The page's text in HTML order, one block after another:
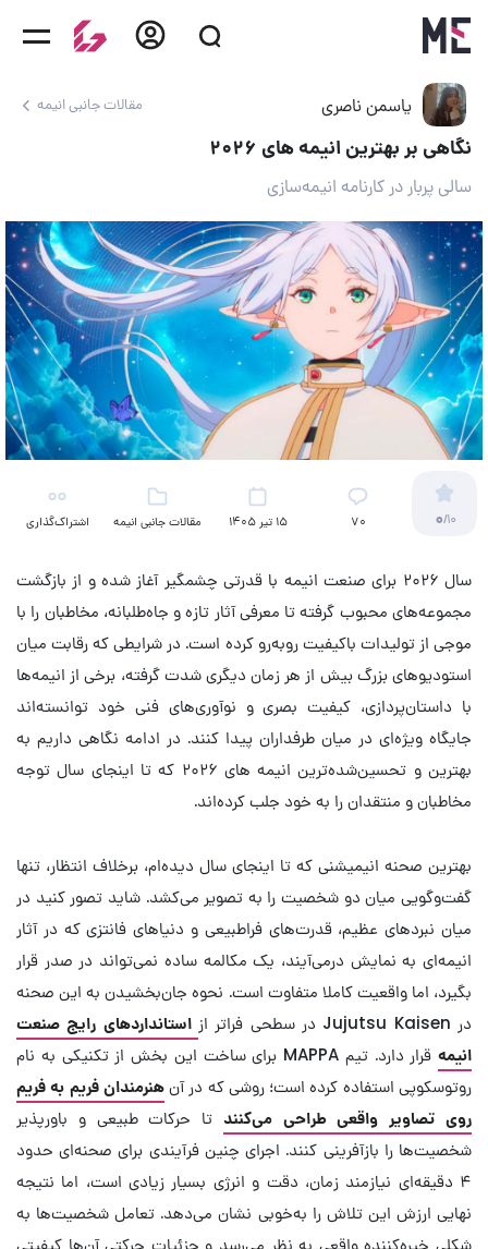
یاسمن ناصری مقالات جانبی انیمه
نگاهی بر بهترین انیمه های ۲۰۲۶
سالی پربار در کارنامه انیمه‌سازی
0/10
70 15 تیر 1405 مقالات جانبی انیمه اشتراک‌گذاری
سال ۲۰۲۶ برای صنعت انیمه با قدرتی چشمگیر آغاز شده و از بازگشت
مجموعه‌های محبوب گرفته تا معرفی آثار تازه و جاه‌طلبانه، مخاطبان را با
موجی از تولیدات باکیفیت روبه‌رو کرده است. در شرایطی که رقابت میان
استودیوهای بزرگ بیش از هر زمان دیگری شدت گرفته، برخی از انیمه‌ها
با داستان‌پردازی، کیفیت بصری و نوآوری‌های فنی خود توانسته‌اند
جایگاه ویژه‌ای در میان طرفداران پیدا کنند. در ادامه نگاهی داریم به
بهترین و تحسین‌شده‌ترین انیمه های ۲۰۲۶ که تا اینجای سال توجه
مخاطبان و منتقدان را به خود جلب کرده‌اند.
بهترین صحنه انیمیشنی که تا اینجای سال دیده‌ام، برخلاف انتظار، تنها
گفت‌وگویی میان دو شخصیت را به تصویر می‌کشد. شاید تصور کنید در
میان نبردهای عظیم، قدرت‌های فراطبیعی و دنیاهای فانتزی که در آثار
انیمه‌ای به نمایش درمی‌آیند، یک مکالمه ساده نمی‌تواند در صدر قرار
بگیرد، اما واقعیت کاملا متفاوت است. نحوه جان‌بخشیدن به این صحنه
در Jujutsu Kaisen در سطحی فراتر از
استانداردهای رایج صنعت
انیمه
قرار دارد. تیم MAPPA برای ساخت این بخش از تکنیکی به نام
روتوسکوپی استفاده کرده است؛ روشی که در آنهنرمندان فریم به فریم
روی تصاویر واقعی طراحی می‌کنند تا حرکات طبیعی و باورپذیر
شخصیت‌ها را بازآفرینی کنند. اجرای چنین فرآیندی برای صحنه‌ای حدود
۴ دقیقه‌ای نیازمند زمان، دقت و انرژی بسیار زیادی است، اما نتیجه
نهایی ارزش این تلاش را به‌خوبی نشان می‌دهد. تعامل شخصیت‌ها به
شکلی خیره‌کننده واقعی به نظر می‌رسد و جزئیات حرکتی آن‌ها کیفیتی